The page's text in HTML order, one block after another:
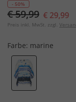
- 50%
€ 59,99 € 29,99
Preis inkl. MwSt. zzgl.
Farbe: marine